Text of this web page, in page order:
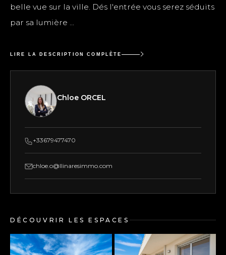
belle vue sur la ville. Dés l'entrée vous serez séduits
par sa lumière ...
LIRE LA DESCRIPTION COMPLÈTE
Chloe ORCEL
+33679477470
chloe.o@llinaresimmo.com
DÉCOUVRIR LES ESPACES